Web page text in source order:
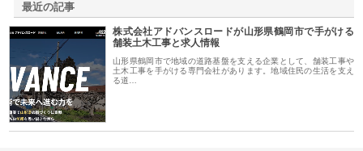
最近の記事
株式会社アドバンスロードが山形県鶴岡市で手がける
舗装土木工事と求人情報
山形県鶴岡市で地域の道路基盤を支える企業として、舗装工事や
土木工事を手がける専門会社があります。地域住民の生活を支え
る道…